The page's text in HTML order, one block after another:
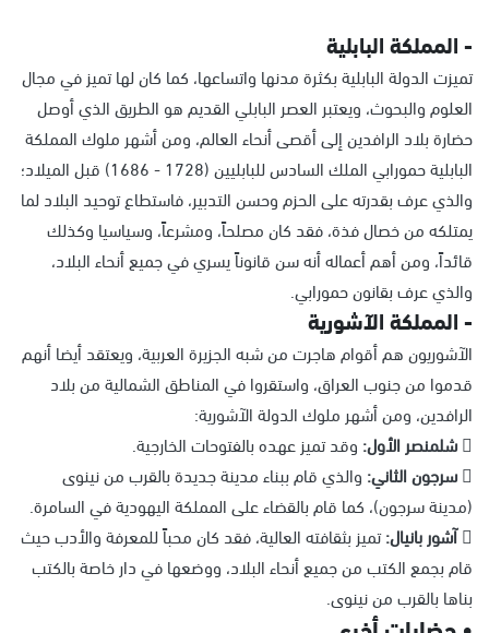
- المملكة البابلية
تميزت الدولة البابلية بكثرة مدنها واتساعها، كما كان لها تميز في مجال
العلوم والبحوث، ويعتبر العصر البابلي القديم هو الطريق الذي أوصل
حضارة بلاد الرافدين إلى أقصى أنحاء العالم، ومن أشهر ملوك المملكة
البابلية حمورابي الملك السادس للبابليين (1728 - 1686) قبل الميلاد؛
والذي عرف بقدرته على الحزم وحسن التدبير، فاستطاع توحيد البلاد لما
يمتلكه من خصال فذة، فقد كان مصلحاً، ومشرعاً، وسياسيا وكذلك
قائداً، ومن أهم أعماله أنه سن قانوناً يسري في جميع أنحاء البلاد،
والذي عرف بقانون حمورابي.
- المملكة الآشورية
الآشوريون هم أقوام هاجرت من شبه الجزيرة العربية، ويعتقد أيضا أنهم
قدموا من جنوب العراق، واستقروا في المناطق الشمالية من بلاد
الرافدين، ومن أشهر ملوك الدولة الآشورية:
 شلمنصر الأول:
وقد تميز عهده بالفتوحات الخارجية.
 سرجون الثاني:
والذي قام ببناء مدينة جديدة بالقرب من نينوى
(مدينة سرجون)، كما قام بالقضاء على المملكة اليهودية في السامرة.
 آشور بانيال:
تميز بثقافته العالية، فقد كان محباً للمعرفة والأدب حيث
قام بجمع الكتب من جميع أنحاء البلاد، ووضعها في دار خاصة بالكتب
بناها بالقرب من نينوى.